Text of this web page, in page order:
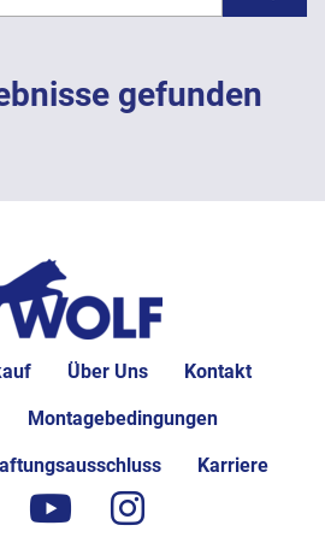
gefunden
Über Uns Kontakt
Montagebedingungen
Karriere
youtubeinstagram